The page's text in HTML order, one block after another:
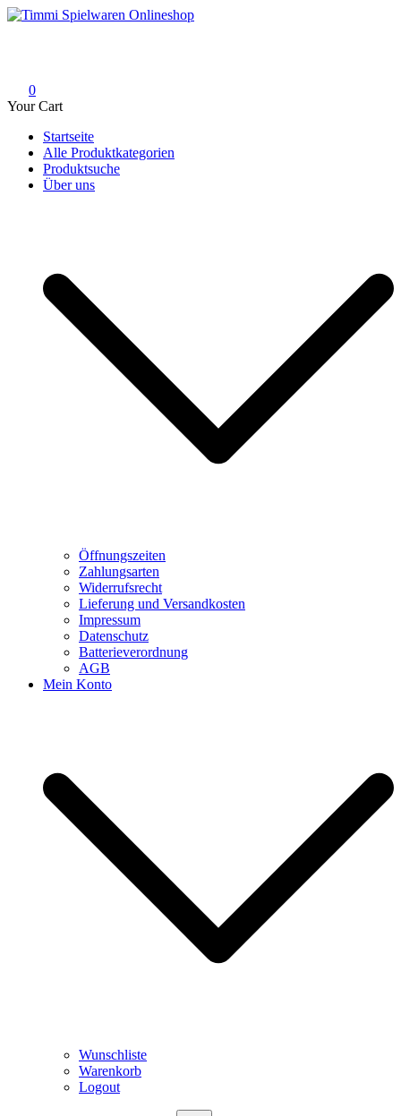
Skip
0
Your Cart
Startseite
Alle Produktkategorien
Produktsuche
Über uns
Öffnungszeiten
Zahlungsarten
Widerrufsrecht
Lieferung und Versandkosten
Impressum
Datenschutz
Batterieverordnung
AGB
Mein Konto
Wunschliste
Warenkorb
Logout